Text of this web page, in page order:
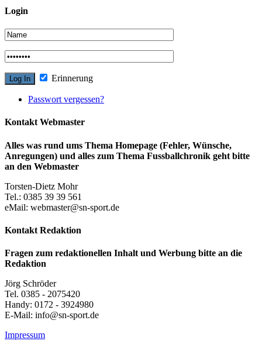
Login
Erinnerung
Passwort vergessen?
Kontakt Webmaster
Alles was rund ums Thema Homepage (Fehler, Wünsche,
Anregungen) und alles zum Thema Fussballchronik geht bitte
an den Webmaster
Torsten-Dietz Mohr
Tel.: 0385 39 39 561
eMail: webmaster@sn-sport.de
Kontakt Redaktion
Fragen zum redaktionellen Inhalt und Werbung bitte an die
Redaktion
Jörg Schröder
Tel. 0385 - 2075420
Handy: 0172 - 3924980
E-Mail: info@sn-sport.de
Impressum